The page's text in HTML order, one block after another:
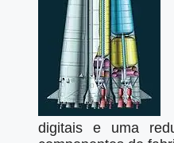
digitais e uma